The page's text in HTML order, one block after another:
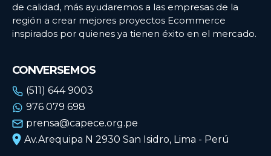
de calidad, más ayudaremos a las empresas de la
región a crear mejores proyectos Ecommerce
inspirados por quienes ya tienen éxito en el mercado.
CONVERSEMOS
(511) 644 9003
976 079 698
prensa@capece.org.pe
Av.Arequipa N 2930 San Isidro, Lima - Perú